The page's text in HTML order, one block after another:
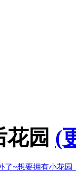
园 (
了~想要拥有小花园